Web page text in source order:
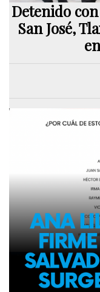
Detenido
San José,